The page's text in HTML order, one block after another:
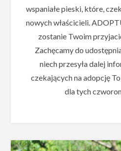
wspaniałe pieski, które,
nowych właścicieli.
zostanie Twoim
Zachęcamy do
niech przesyła dalej
czekających na adopcję
dla tych